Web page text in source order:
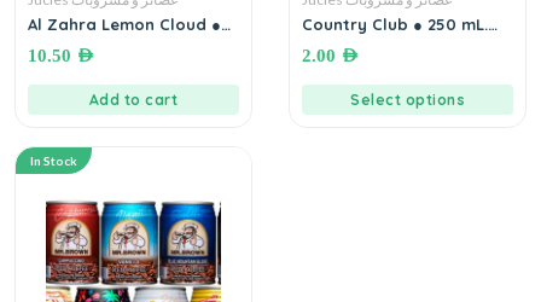
Al Zahra Lemon Cloud ●
الزهراء
10.50 AED
Add to cart
Country Club ● 250 mL.
2.00 AED
Select options
In Stock